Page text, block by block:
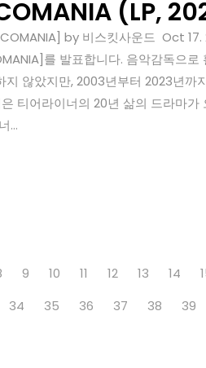
(LP,
by 비스킷사운드 Oct
를 발표합니다. 음악감독으
지 않았지만, 2003년부터 2023년
티어라이너의 20년 삶의 드라마
...
9 10 11 12 13 14
34 35 36 37 38 39